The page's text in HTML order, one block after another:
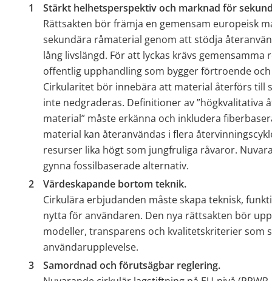
Stärkt helhetsperspektiv och marknad för
Rättsakten bör främja en gemensam europeisk
sekundära råmaterial genom att stödja
lång livslängd. För att lyckas krävs
offentlig upphandling som bygger förtroende
Cirkularitet bör innebära att material återförs till
inte nedgraderas. Definitioner av ”högkvalitativa
material” måste erkänna och inkludera
material kan återanvändas i flera
resurser lika högt som jungfruliga råvaror.
gynna fossilbaserade alternativ.
Värdeskapande bortom teknik.
Cirkulära erbjudanden måste skapa teknisk,
nytta för användaren. Den nya rättsakten bör
modeller, transparens och kvalitetskriterier som
användarupplevelse.
Samordnad och förutsägbar reglering.